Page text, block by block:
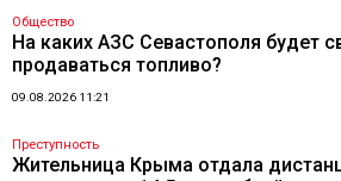
Общество
На каких АЗС Севастополя будет
продаваться топливо?
09.08.2026 11:21
Преступность
Жительница Крыма отдала